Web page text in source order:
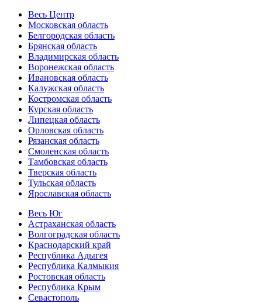
Весь Центр
Московская область
Белгородская область
Брянская область
Владимирская область
Воронежская область
Ивановская область
Калужская область
Костромская область
Курская область
Липецкая область
Орловская область
Рязанская область
Смоленская область
Тамбовская область
Тверская область
Тульская область
Ярославская область
Весь Юг
Астраханская область
Волгоградская область
Краснодарский край
Республика Адыгея
Республика Калмыкия
Ростовская область
Республика Крым
Севастополь